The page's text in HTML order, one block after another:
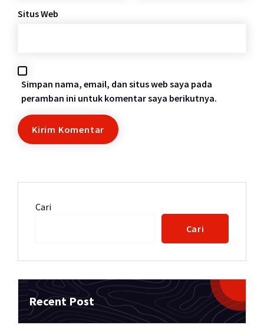
Situs Web
Simpan nama, email, dan situs web saya pada
peramban ini untuk komentar saya berikutnya.
Cari
Cari
Recent Post